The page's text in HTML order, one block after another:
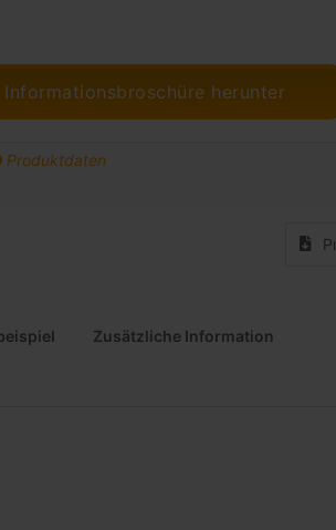
Informationsbroschüre herunter
Produktdaten
Zusätzliche Information